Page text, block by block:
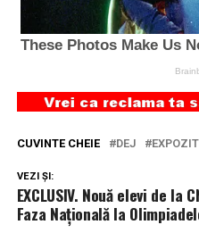
CUVINTE CHEIE DEJ
VEZI ȘI:
EXCLUSIV. Nouă elevi de
Faza Națională la